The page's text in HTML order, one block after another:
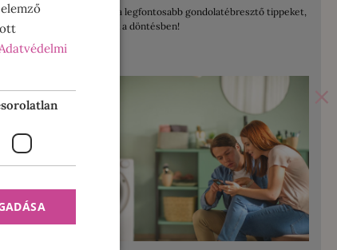
Összegyűjtöttem a legfontosabb gondolatébresztő tippeket,
amelyek segítenek a döntésben!
ELOLVASOM!
×